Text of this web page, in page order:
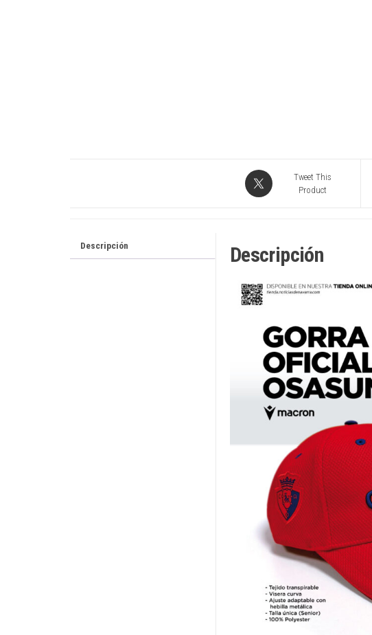
Tweet This
Product
Descripción Descripción